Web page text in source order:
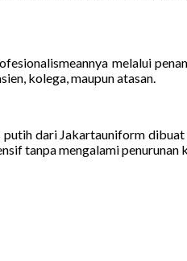
melalui
kolega, maupun atasan.
dari Jakartauniform
tanpa mengalami penurunan